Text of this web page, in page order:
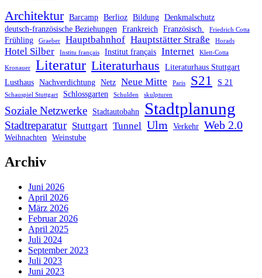
Architektur Barcamp Berlioz Bildung Denkmalschutz
deutsch-französische Beziehungen
Frankreich Französisch. Friedrich Cotta
Frühling Graeber Hauptbahnhof Hauptstätter Straße Horads
Hotel Silber Institu français Institut français Internet Klett-Cotta
Kronauer Literatur Literaturhaus
Literaturhaus Stuttgart
Lusthaus Nachverdichtung Netz Neue Mitte Paris S21 S 21
Schauspiel Stuttgart Schlossgarten Schulden skulpturen
Soziale Netzwerke Stadtautobahn Stadtplanung
Stadtreparatur Stuttgart Tunnel Ulm Verkehr Web 2.0
Weihnachten Weinstube
Archiv
Juni 2026
April 2026
März 2026
Februar 2026
April 2025
Juli 2024
September 2023
Juli 2023
Juni 2023